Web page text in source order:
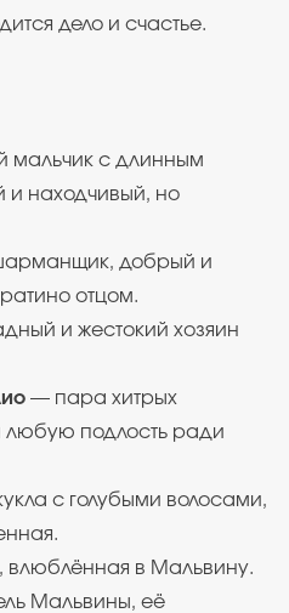
дело и счастье.
мальчик с длинным
и находчивый, но
добрый и
отцом.
и жестокий хозяин
— пара хитрых
любую подлость ради
с голубыми волосами,
влюблённая в Мальвину.
Мальвины, её